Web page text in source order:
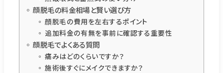
顔脱毛の料金相場と賢い選び方
顔脱毛の費用を左右するポイント
追加料金の有無を事前に確認する重要性
顔脱毛でよくある質問
痛みはどのくらいですか？
施術後すぐにメイクできますか？